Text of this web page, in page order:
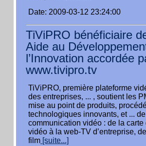
Date: 2009-03-12 23:24:00
TiViPRO bénéficiaire
Aide au
l’Innovation accordée
www.tivipro.tv
TiViPRO, première plateforme
des entreprises, ... , soutient les
mise au point de produits,
technologiques innovants, et ... de
communication vidéo : de la carte
vidéo à la web-TV d’entreprise,
film [suite...]